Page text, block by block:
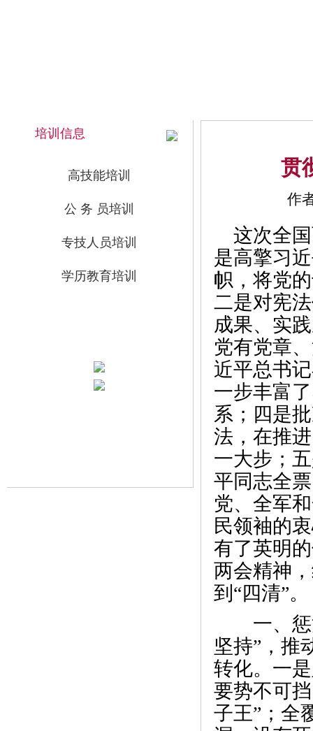
培训信息
高技能培训
公 务 员培训
专技人员培训
学历教育培训
贯
作
这次全国
是高擎习
帜，将党
二是对宪
成果、实
党有党章
近平总书
一步丰富
系；四是
法，在推
一大步；
平同志全
党、全军
民领袖的
有了英明
两会精神
到“四清”。
一、惩
坚持”，推
转化。一
要势不可
子王”；全